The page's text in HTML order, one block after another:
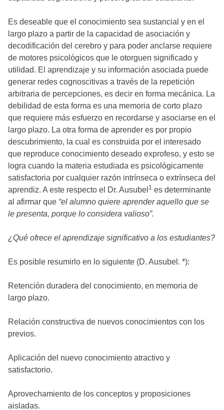
Es deseable que el conocimiento sea sustancial y en el
largo plazo a partir de la capacidad de asociación y
decodificación del cerebro y para poder anclarse requiere
de motores psicológicos que le otorguen significado y
utilidad. El aprendizaje y su información asociada puede
generar redes cognoscitivas a través de la repetición
arbitraria de percepciones, es decir en forma mecánica. La
debilidad de esta forma es una memoria de corto plazo
que requiere más esfuerzo en recordarse y asociarse en el
largo plazo. La otra forma de aprender es por propio
descubrimiento, la cual es construida por el interesado
que reproduce conocimiento deseado exprofeso, y esto se
logra cuando la materia estudiada es psicológicamente
satisfactoria por cualquier razón intrínseca o extrínseca del
aprendiz. A este respecto el Dr. Ausubel 1 es determinante
al afirmar que “el alumno quiere aprender aquello que se
le presenta, porque lo considera valioso”.
¿Qué ofrece el aprendizaje significativo a los estudiantes?
Es posible resumirlo en lo siguiente (D. Ausubel. *):
Retención duradera del conocimiento, en memoria de
largo plazo.
Relación constructiva de nuevos conocimientos con los
previos.
Aplicación del nuevo conocimiento atractivo y
satisfactorio.
Aprovechamiento de los conceptos y proposiciones
aisladas.